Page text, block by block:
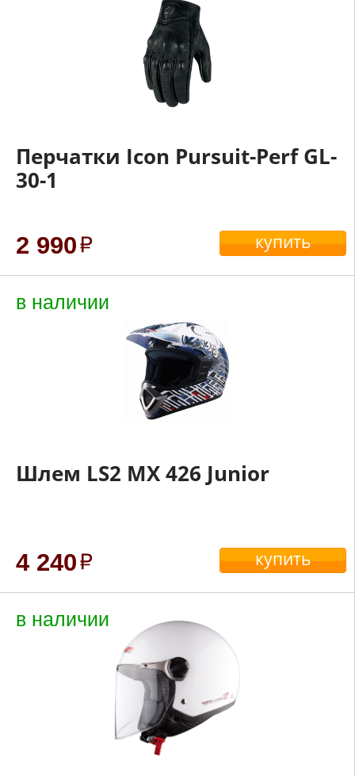
Перчатки Icon Pursuit-Perf GL-
30-1
2 990 купить
в наличии
Шлем LS2 MX 426 Junior
4 240 купить
в наличии